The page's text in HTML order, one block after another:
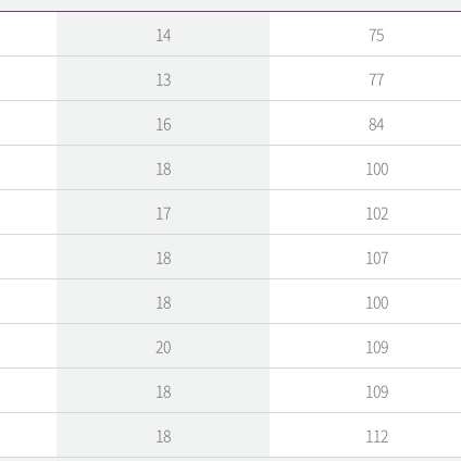
14 75
13 77
16 84
18 100
17 102
18 107
18 100
20 109
18 109
18 112